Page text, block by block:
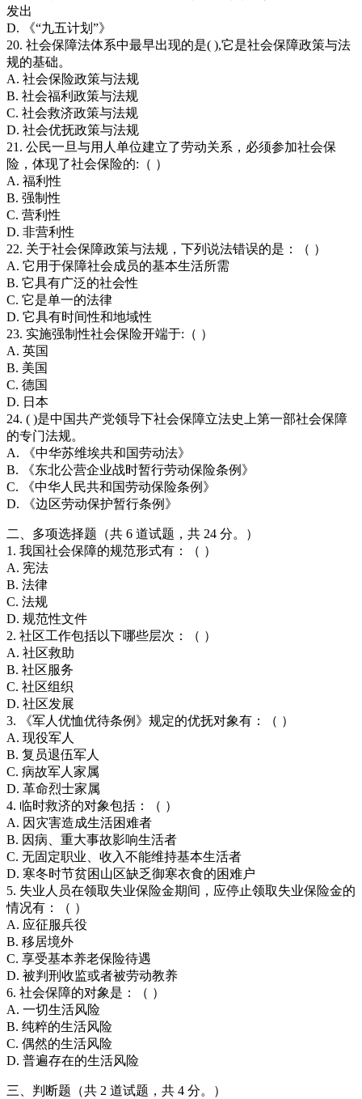
发出
D. 《“九五计划”》
20. 社会保障法体系中最早出现的是( ),它是社会保障政策与法
规的基础。
A. 社会保险政策与法规
B. 社会福利政策与法规
C. 社会救济政策与法规
D. 社会优抚政策与法规
21. 公民一旦与用人单位建立了劳动关系，必须参加社会保
险，体现了社会保险的:（ ）
A. 福利性
B. 强制性
C. 营利性
D. 非营利性
22. 关于社会保障政策与法规，下列说法错误的是：（ ）
A. 它用于保障社会成员的基本生活所需
B. 它具有广泛的社会性
C. 它是单一的法律
D. 它具有时间性和地域性
23. 实施强制性社会保险开端于:（ ）
A. 英国
B. 美国
C. 德国
D. 日本
24. ( )是中国共产党领导下社会保障立法史上第一部社会保障
的专门法规。
A. 《中华苏维埃共和国劳动法》
B. 《东北公营企业战时暂行劳动保险条例》
C. 《中华人民共和国劳动保险条例》
D. 《边区劳动保护暂行条例》
二、多项选择题（共 6 道试题，共 24 分。）
1. 我国社会保障的规范形式有：（ ）
A. 宪法
B. 法律
C. 法规
D. 规范性文件
2. 社区工作包括以下哪些层次：（ ）
A. 社区救助
B. 社区服务
C. 社区组织
D. 社区发展
3. 《军人优恤优待条例》规定的优抚对象有：（ ）
A. 现役军人
B. 复员退伍军人
C. 病故军人家属
D. 革命烈士家属
4. 临时救济的对象包括：（ ）
A. 因灾害造成生活困难者
B. 因病、重大事故影响生活者
C. 无固定职业、收入不能维持基本生活者
D. 寒冬时节贫困山区缺乏御寒衣食的困难户
5. 失业人员在领取失业保险金期间，应停止领取失业保险金的
情况有：（ ）
A. 应征服兵役
B. 移居境外
C. 享受基本养老保险待遇
D. 被判刑收监或者被劳动教养
6. 社会保障的对象是：（ ）
A. 一切生活风险
B. 纯粹的生活风险
C. 偶然的生活风险
D. 普遍存在的生活风险
三、判断题（共 2 道试题，共 4 分。）